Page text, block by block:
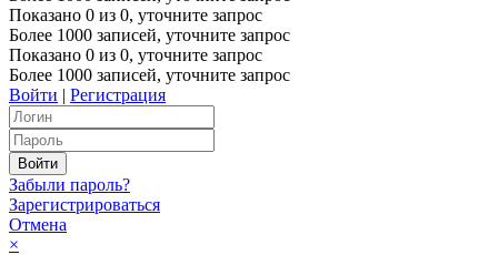
Показано 0 из 0, уточните запрос
Более 1000 записей, уточните запрос
Показано 0 из 0, уточните запрос
Более 1000 записей, уточните запрос
Войти | Регистрация
Забыли пароль?
Зарегистрироваться
Отмена
×